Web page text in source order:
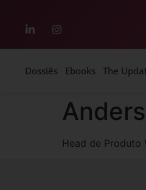
Dossiês Ebooks The
Head de Produto